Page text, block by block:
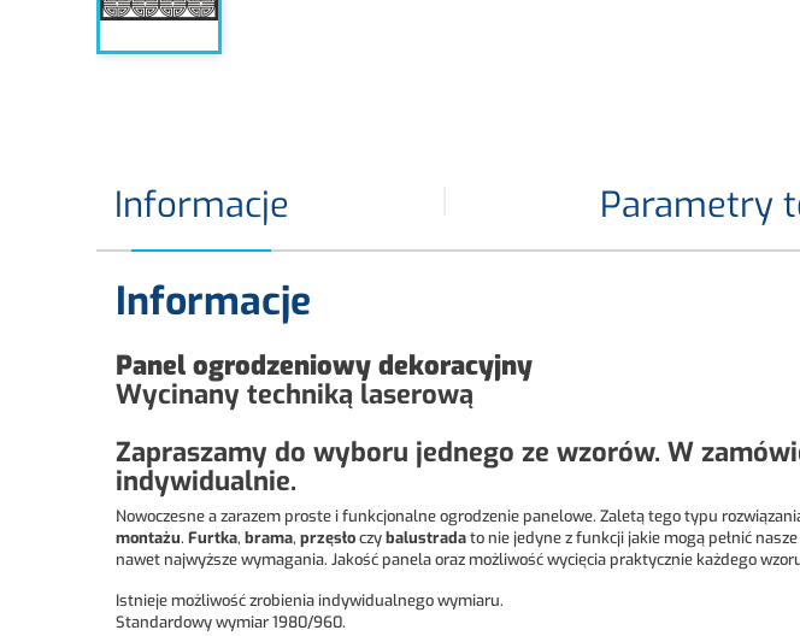
Informacje Parametry
Informacje
Panel ogrodzeniowy dekoracyjny
Wycinany techniką laserową
Zapraszamy do wyboru jednego ze wzorów. W
indywidualnie.
Nowoczesne a zarazem proste i funkcjonalne ogrodzenie panelowe. Zaletą tego typu
montażu. Furtka, brama, przęsłoczybalustradato nie jedyne z funkcji jakie mogą pełnić
nawet najwyższe wymagania. Jakość panela oraz możliwość wycięcia praktycznie każdego
Istnieje możliwość zrobienia indywidualnego wymiaru.
Standardowy wymiar 1980/960.